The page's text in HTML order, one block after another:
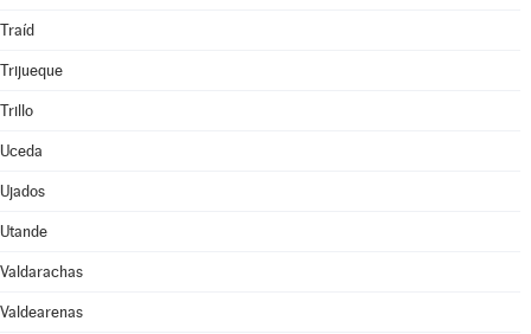
Traíd
Trijueque
Trillo
Uceda
Ujados
Utande
Valdarachas
Valdearenas